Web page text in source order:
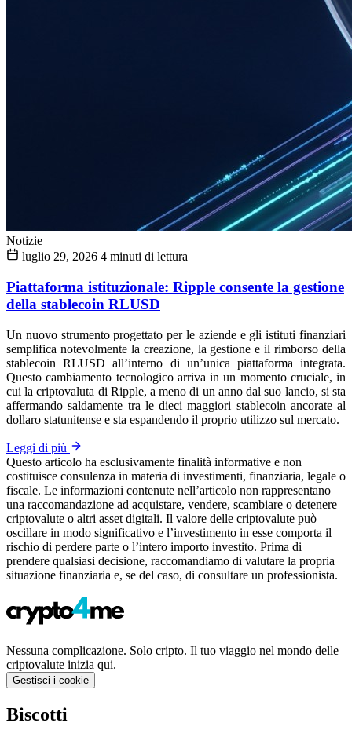
Notizie
luglio 29, 2026 4 minuti di lettura
Piattaforma istituzionale: Ripple consente la gestione
della stablecoin RLUSD
Un nuovo strumento progettato per le aziende e gli istituti finanziari
semplifica notevolmente la creazione, la gestione e il rimborso della
stablecoin RLUSD all’interno di un’unica piattaforma integrata.
Questo cambiamento tecnologico arriva in un momento cruciale, in
cui la criptovaluta di Ripple, a meno di un anno dal suo lancio, si sta
affermando saldamente tra le dieci maggiori stablecoin ancorate al
dollaro statunitense e sta espandendo il proprio utilizzo sul mercato.
Leggi di più
Questo articolo ha esclusivamente finalità informative e non
costituisce consulenza in materia di investimenti, finanziaria, legale o
fiscale. Le informazioni contenute nell’articolo non rappresentano
una raccomandazione ad acquistare, vendere, scambiare o detenere
criptovalute o altri asset digitali. Il valore delle criptovalute può
oscillare in modo significativo e l’investimento in esse comporta il
rischio di perdere parte o l’intero importo investito. Prima di
prendere qualsiasi decisione, raccomandiamo di valutare la propria
situazione finanziaria e, se del caso, di consultare un professionista.
Nessuna complicazione. Solo cripto. Il tuo viaggio nel mondo delle
criptovalute inizia qui.
Gestisci i cookie
Biscotti